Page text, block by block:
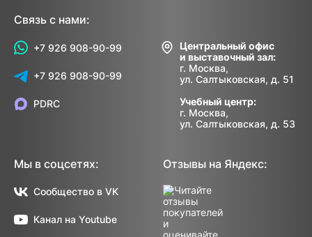
Связь с нами:
+7 926 908-90-99
+7 926 908-90-99
Центральный офис
и выставочный зал:
г. Москва,
ул. Салтыковская, д. 51
Учебный центр:
г. Москва,
ул. Салтыковская, д. 53
PDRC
Мы в соцсетях:
Сообщество в VK
Канал на Youtube
Отзывы на Яндекс: